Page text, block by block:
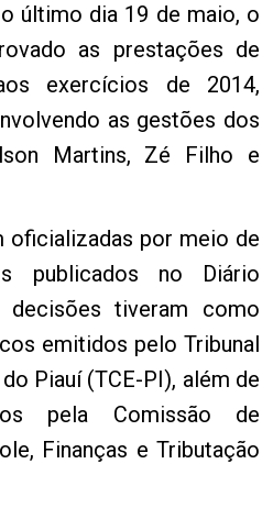
último dia 19 de maio, o
as prestações de
exercícios de 2014,
as gestões dos
Martins, Zé Filho e
oficializadas por meio de
publicados no Diário
tiveram como
emitidos pelo Tribunal
Piauí (TCE-PI), além de
pela Comissão de
Finanças e Tributação